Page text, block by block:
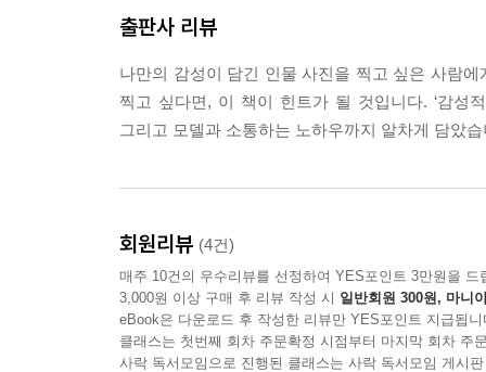
출판사 리뷰
나만의 감성이 담긴 인물 사진을 찍고 싶은 사람
찍고 싶다면, 이 책이 힌트가 될 것입니다. ‘감성
그리고 모델과 소통하는 노하우까지 알차게 담았
회원리뷰 (4건)
매주 10건의 우수리뷰를 선정하여 YES포인트 3만원을 드
3,000원 이상 구매 후 리뷰 작성 시 일반회원 300원, 마니
eBook은 다운로드 후 작성한 리뷰만 YES포인트 지급됩니
클래스는 첫번째 회차 주문확정 시점부터 마지막 회차 주
사락 독서모임으로 진행된 클래스는 사락 독서모임 게시